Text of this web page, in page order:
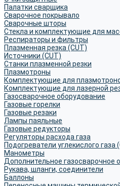
Палатки сварщика
Сварочное покрывало
Сварочные шторы
Стекла и комплектующие для
Респираторы и фильтры
Плазменная резка (CUT)
Источники (CUT)
Станки плазменной резки
Плазмотроны
Комплектующие для
Комплектующие для лазерной
Газосварочное оборудование
Газовые горелки
Газовые резаки
Лампы паяльные
Газовые редукторы
Регуляторы расхода газа
Подогреватели углекислого газа
Манометры
Дополнительное газосварочное
Рукава, шланги, соединители
Баллоны